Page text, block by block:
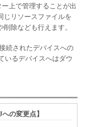
社、キヤノンの関連
損害の可能性につい
」、または「本ソフ
第三者との間に生じ
ものとします。
な認可等を得ること
接または間接に輸出し
上で管理することが出
じリソースファイルを
除なども行えます。
続されたデバイスへの
いるデバイスへはダウ
の変更点】